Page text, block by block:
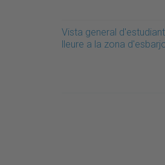
Vista general
lleure a la zona